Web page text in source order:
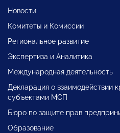
Новости
Комитеты и Комиссии
Региональное развитие
Экспертиза и Аналитика
Международная деятельность
Декларация о взаимодействии
субъектами МСП
Бюро по защите прав
Образование